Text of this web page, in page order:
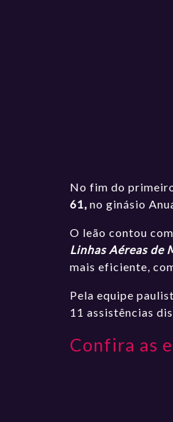
No fim do
61, no ginásio
O leão contou
Linhas Aéreas de
mais eficiente,
Pela equipe
11 assistências
Confira as